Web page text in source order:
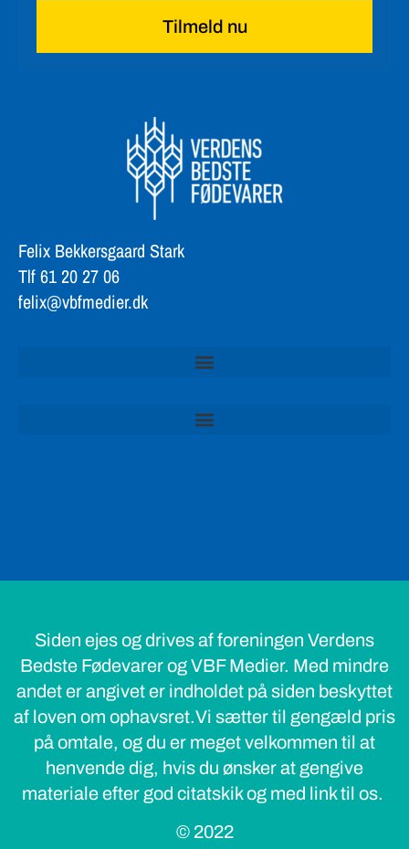
Tilmeld nu
Felix Bekkersgaard Stark
Tlf 61 20 27 06
felix@vbfmedier.dk
Siden ejes og drives af foreningen Verdens
Bedste Fødevarer og VBF Medier. Med mindre
andet er angivet er indholdet på siden beskyttet
af loven om ophavsret.Vi sætter til gengæld pris
på omtale, og du er meget velkommen til at
henvende dig, hvis du ønsker at gengive
materiale efter god citatskik og med link til os.
© 2022